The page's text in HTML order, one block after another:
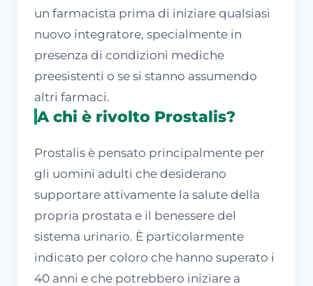
un farmacista prima di iniziare qualsiasi
nuovo integratore, specialmente in
presenza di condizioni mediche
preesistenti o se si stanno assumendo
altri farmaci.
A chi è rivolto Prostalis?
Prostalis è pensato principalmente per
gli uomini adulti che desiderano
supportare attivamente la salute della
propria prostata e il benessere del
sistema urinario. È particolarmente
indicato per coloro che hanno superato i
40 anni e che potrebbero iniziare a